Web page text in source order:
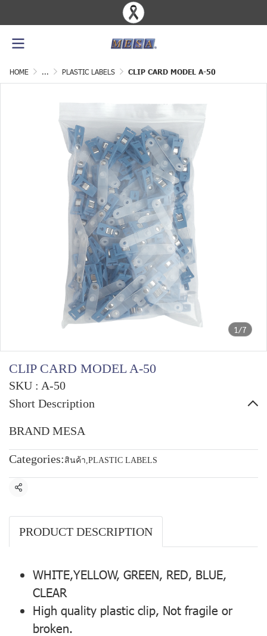
HOME ... PLASTIC LABELS CLIP CARD MODEL A-50
1/7
CLIP CARD MODEL A-50
SKU : A-50
Short Description
BRAND MESA
Categories: สินค้า,PLASTIC LABELS
Share
PRODUCT DESCRIPTION
WHITE,YELLOW, GREEN, RED, BLUE,
CLEAR
High quality plastic clip, Not fragile or
broken.